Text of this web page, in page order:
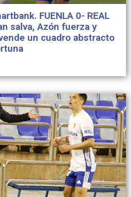
FUENLA 0- REAL
salva, Azón fuerza y
un cuadro abstracto